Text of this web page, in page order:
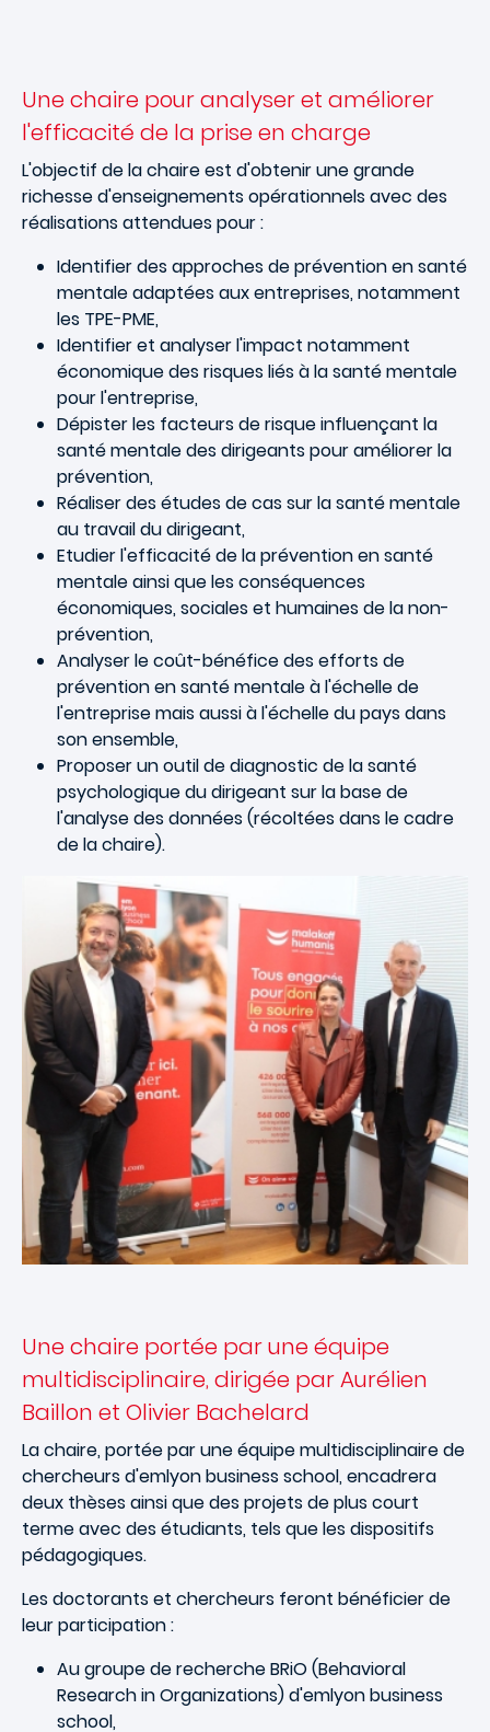
Une chaire pour analyser et améliorer
l'efficacité de la prise en charge
L'objectif de la chaire est d'obtenir une grande
richesse d'enseignements opérationnels avec des
réalisations attendues pour :
Identifier des approches de prévention en santé
mentale adaptées aux entreprises, notamment
les TPE-PME,
Identifier et analyser l'impact notamment
économique des risques liés à la santé mentale
pour l'entreprise,
Dépister les facteurs de risque influençant la
santé mentale des dirigeants pour améliorer la
prévention,
Réaliser des études de cas sur la santé mentale
au travail du dirigeant,
Etudier l'efficacité de la prévention en santé
mentale ainsi que les conséquences
économiques, sociales et humaines de la non-
prévention,
Analyser le coût-bénéfice des efforts de
prévention en santé mentale à l'échelle de
l'entreprise mais aussi à l'échelle du pays dans
son ensemble,
Proposer un outil de diagnostic de la santé
psychologique du dirigeant sur la base de
l'analyse des données (récoltées dans le cadre
de la chaire).
Une chaire portée par une équipe
multidisciplinaire, dirigée par Aurélien
Baillon et Olivier Bachelard
La chaire, portée par une équipe multidisciplinaire de
chercheurs d'emlyon business school, encadrera
deux thèses ainsi que des projets de plus court
terme avec des étudiants, tels que les dispositifs
pédagogiques.
Les doctorants et chercheurs feront bénéficier de
leur participation :
Au groupe de recherche BRiO (Behavioral
Research in Organizations) d'emlyon business
school,